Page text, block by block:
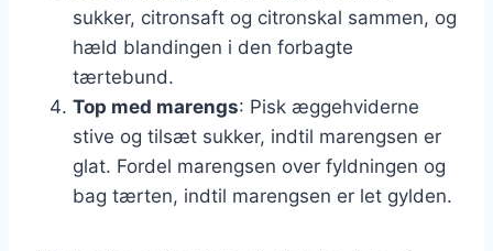
sukker, citronsaft og citronskal sammen, og
hæld blandingen i den forbagte
tærtebund.
Top med marengs: Pisk æggehviderne
stive og tilsæt sukker, indtil marengsen er
glat. Fordel marengsen over fyldningen og
bag tærten, indtil marengsen er let gylden.